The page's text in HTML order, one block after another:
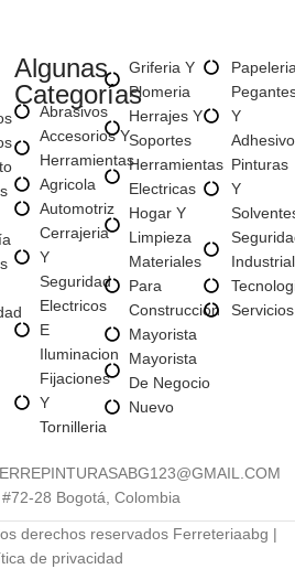
Algunas
Categorías
Abrasivos
Accesorios Y
Herramientas
Agricola
Automotriz
Cerrajeria
Y
Seguridad
Electricos
E
Iluminacion
Fijaciones
Y
Tornilleria
Griferia Y
Plomeria
Herrajes Y
Soportes
Herramientas
Electricas
Hogar Y
Limpieza
Materiales
Para
Construccion
Mayorista
Mayorista
De Negocio
Nuevo
Y
Pinturas
Y
Industrial
Servicios
#72-28 Bogotá, Colombia
derechos reservados Ferreteriaabg |
de privacidad